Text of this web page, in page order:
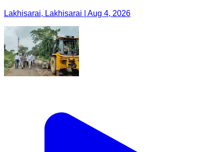
Lakhisarai, Lakhisarai | Aug 4, 2026